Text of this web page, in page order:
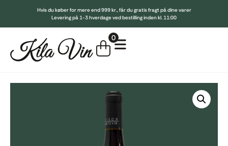
Hvis du køber for mere end 999 kr., får du gratis fragt på dine varer
Levering på 1-3 hverdage ved bestilling inden kl. 11:00
0
Indkøbskurv
Køb for999,00 kr.mere for gratis fragt
Din kurv er tom.